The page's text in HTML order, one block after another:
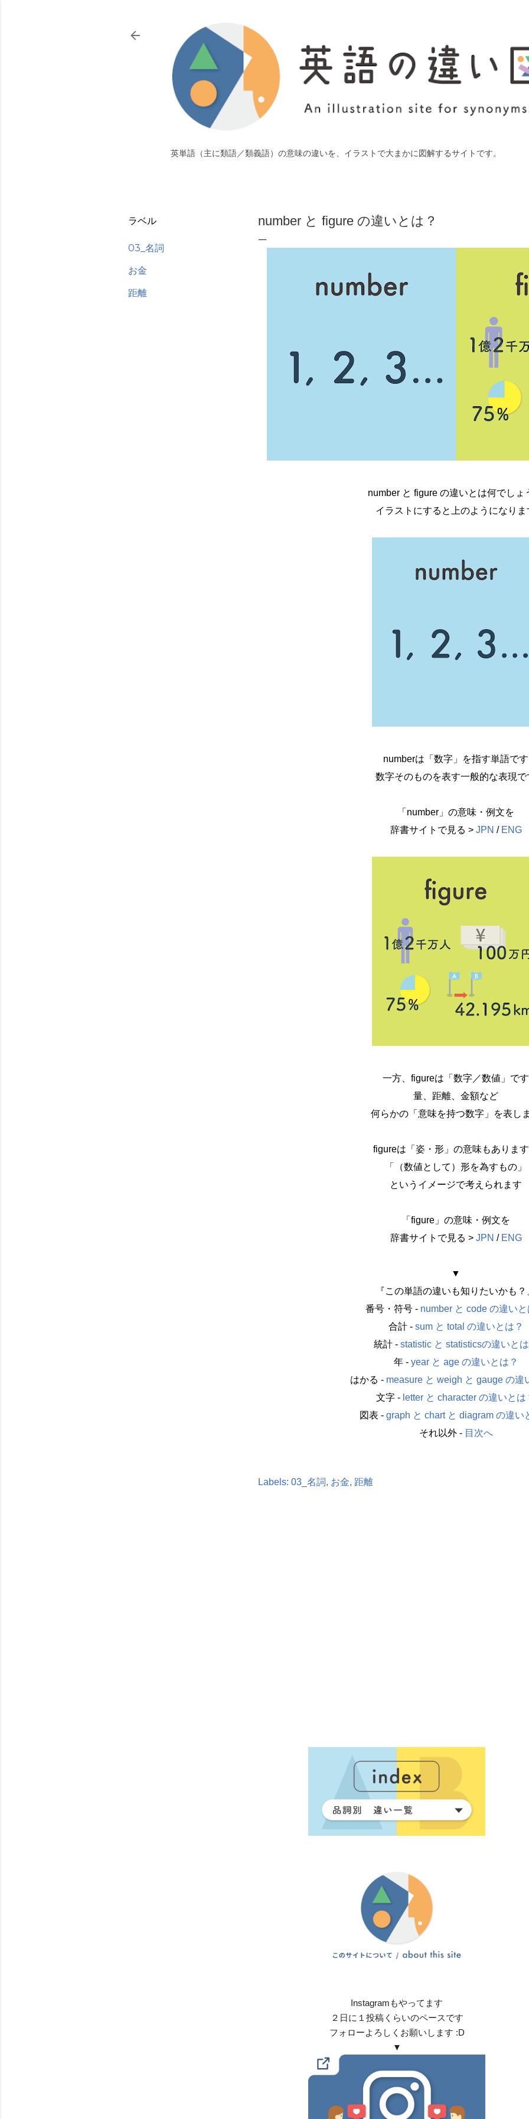
英単語（主に類語／類義語）の意味の違いを、イラストで大まかに図解するサイトです。
ラベル
03_名詞
お金
距離
number と figure の違いとは？
number と figure の違いとは何でしょ
イラストにすると上のようになりま
numberは「数字」を指す単語です
数字そのものを表す一般的な表現で
「number」の意味・例文を
辞書サイトで見る > JPN / ENG
一方、figureは「数字／数値」です
量、距離、金額など
何らかの「意味を持つ数字」を表し
figureは「姿・形」の意味もありま
「（数値として）形を為すもの」
というイメージで考えられます
「figure」の意味・例文を
辞書サイトで見る > JPN / ENG
▼
『この単語の違いも知りたいかも？
番号・符号 - number と code の違い
合計 - sum と total の違いとは？
統計 - statistic と statisticsの違いと
年 - year と age の違いとは？
はかる - measure と weigh と gauge の違
文字 - letter と character の違いとは
図表 - graph と chart と diagram の違い
それ以外 - 目次へ
Labels: 03_名詞 お金 距離
Instagramもやってます
２日に１投稿くらいのペースです
フォローよろしくお願いします :D
▼